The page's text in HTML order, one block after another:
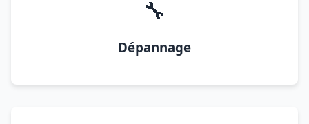
🔧
Dépannage